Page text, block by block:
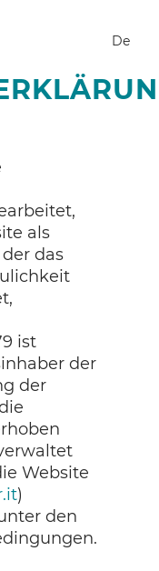
De
als
das
ist
der
der
Website
)
den